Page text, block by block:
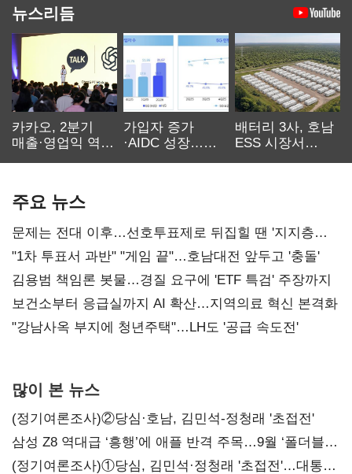
뉴스리듬
카카오, 2분기
매출·영업익 역대
가입자 증가
·AIDC 성장…
배터리 3사, 호남
ESS 시장서
주요 뉴스
문제는 전대 이후…선호투표제로 뒤집힐 땐 '지지층
불복'
"1차 투표서 과반" "게임 끝"…호남대전 앞두고 '충돌'
김용범 책임론 봇물…경질 요구에 'ETF 특검' 주장까지
보건소부터 응급실까지 AI 확산…지역의료 혁신 본격화
"강남사옥 부지에 청년주택"…LH도 '공급 속도전'
많이 본 뉴스
(정기여론조사)②당심·호남, 김민석-정청래 '초접전'
삼성 Z8 역대급 ‘흥행’에 애플 반격 주목…9월 ‘폴더블
대전’
(정기여론조사)①당심, 김민석·정청래 '초접전'…대통령